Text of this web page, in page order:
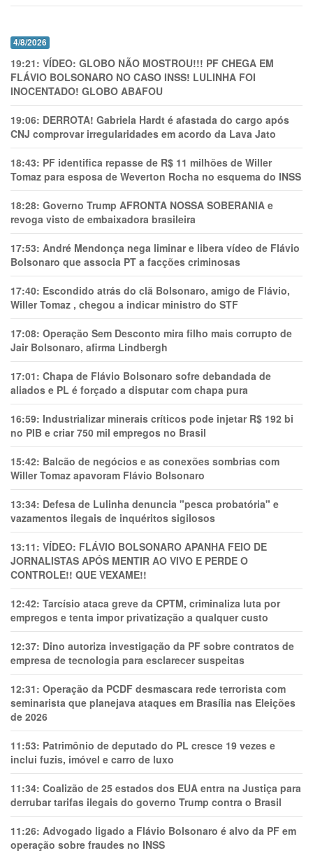
4/8/2026
19:21: VÍDEO: GLOBO NÃO MOSTROU!!! PF CHEGA EM
FLÁVIO BOLSONARO NO CASO INSS! LULINHA FOI
INOCENTADO! GLOBO ABAFOU
19:06: DERROTA! Gabriela Hardt é afastada do cargo após
CNJ comprovar irregularidades em acordo da Lava Jato
18:43: PF identifica repasse de R$ 11 milhões de Willer
Tomaz para esposa de Weverton Rocha no esquema do INSS
18:28: Governo Trump AFRONTA NOSSA SOBERANIA e
revoga visto de embaixadora brasileira
17:53: André Mendonça nega liminar e libera vídeo de Flávio
Bolsonaro que associa PT a facções criminosas
17:40: Escondido atrás do clã Bolsonaro, amigo de Flávio,
Willer Tomaz , chegou a indicar ministro do STF
17:08: Operação Sem Desconto mira filho mais corrupto de
Jair Bolsonaro, afirma Lindbergh
17:01: Chapa de Flávio Bolsonaro sofre debandada de
aliados e PL é forçado a disputar com chapa pura
16:59: Industrializar minerais críticos pode injetar R$ 192 bi
no PIB e criar 750 mil empregos no Brasil
15:42: Balcão de negócios e as conexões sombrias com
Willer Tomaz apavoram Flávio Bolsonaro
13:34: Defesa de Lulinha denuncia "pesca probatória" e
vazamentos ilegais de inquéritos sigilosos
13:11: VÍDEO: FLÁVIO BOLSONARO APANHA FEIO DE
JORNALISTAS APÓS MENTIR AO VIVO E PERDE O
CONTROLE!! QUE VEXAME!!
12:42: Tarcísio ataca greve da CPTM, criminaliza luta por
empregos e tenta impor privatização a qualquer custo
12:37: Dino autoriza investigação da PF sobre contratos de
empresa de tecnologia para esclarecer suspeitas
12:31: Operação da PCDF desmascara rede terrorista com
seminarista que planejava ataques em Brasília nas Eleições
de 2026
11:53: Patrimônio de deputado do PL cresce 19 vezes e
inclui fuzis, imóvel e carro de luxo
11:34: Coalizão de 25 estados dos EUA entra na Justiça para
derrubar tarifas ilegais do governo Trump contra o Brasil
11:26: Advogado ligado a Flávio Bolsonaro é alvo da PF em
operação sobre fraudes no INSS